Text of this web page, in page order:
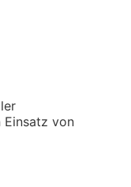
Einsatz von